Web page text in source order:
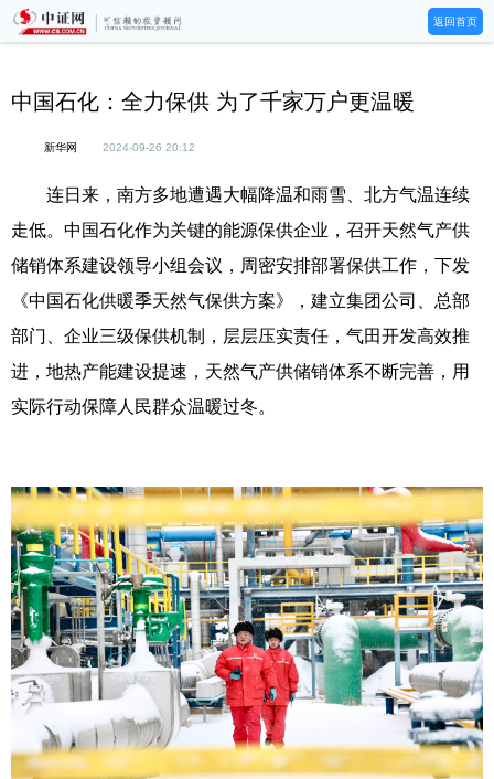
返回首页
中国石化：全力保供 为了千家万户更温暖
新华网 2024-09-26 20:12
连日来，南方多地遭遇大幅降温和雨雪、北方气温连续
走低。中国石化作为关键的能源保供企业，召开天然气产供
储销体系建设领导小组会议，周密安排部署保供工作，下发
《中国石化供暖季天然气保供方案》，建立集团公司、总部
部门、企业三级保供机制，层层压实责任，气田开发高效推
进，地热产能建设提速，天然气产供储销体系不断完善，用
实际行动保障人民群众温暖过冬。